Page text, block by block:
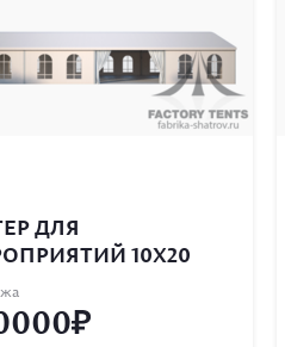
ДЛЯ
10Х20